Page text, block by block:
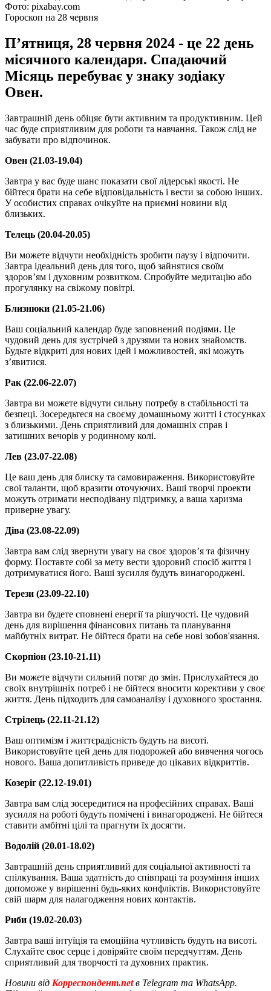
Фото: pixabay.com
Гороскоп на 28 червня
П’ятниця, 28 червня 2024 - це 22 день
місячного календаря. Спадаючий
Місяць перебуває у знаку зодіаку
Овен.
Завтрашній день обіцяє бути активним та продуктивним. Цей
час буде сприятливим для роботи та навчання. Також слід не
забувати про відпочинок.
Овен (21.03-19.04)
Завтра у вас буде шанс показати свої лідерські якості. Не
бійтеся брати на себе відповідальність і вести за собою інших.
У особистих справах очікуйте на приємні новини від
близьких.
Телець (20.04-20.05)
Ви можете відчути необхідність зробити паузу і відпочити.
Завтра ідеальний день для того, щоб зайнятися своїм
здоров’ям і духовним розвитком. Спробуйте медитацію або
прогулянку на свіжому повітрі.
Близнюки (21.05-21.06)
Ваш соціальний календар буде заповнений подіями. Це
чудовий день для зустрічей з друзями та нових знайомств.
Будьте відкриті для нових ідей і можливостей, які можуть
з’явитися.
Рак (22.06-22.07)
Завтра ви можете відчути сильну потребу в стабільності та
безпеці. Зосередьтеся на своєму домашньому житті і стосунках
з близькими. День сприятливий для домашніх справ і
затишних вечорів у родинному колі.
Лев (23.07-22.08)
Це ваш день для блиску та самовираження. Використовуйте
свої таланти, щоб вразити оточуючих. Ваші творчі проекти
можуть отримати несподівану підтримку, а ваша харизма
приверне увагу.
Діва (23.08-22.09)
Завтра вам слід звернути увагу на своє здоров’я та фізичну
форму. Поставте собі за мету вести здоровий спосіб життя і
дотримуватися його. Ваші зусилля будуть винагороджені.
Терези (23.09-22.10)
Завтра ви будете сповнені енергії та рішучості. Це чудовий
день для вирішення фінансових питань та планування
майбутніх витрат. Не бійтеся брати на себе нові зобов'язання.
Скорпіон (23.10-21.11)
Ви можете відчути сильний потяг до змін. Прислухайтеся до
своїх внутрішніх потреб і не бійтеся вносити корективи у своє
життя. День підходить для самоаналізу і духовного зростання.
Стрілець (22.11-21.12)
Ваш оптимізм і життєрадісність будуть на висоті.
Використовуйте цей день для подорожей або вивчення чогось
нового. Ваша допитливість приведе до цікавих відкриттів.
Козеріг (22.12-19.01)
Завтра вам слід зосередитися на професійних справах. Ваші
зусилля на роботі будуть помічені і винагороджені. Не бійтеся
ставити амбітні цілі та прагнути їх досягти.
Водолій (20.01-18.02)
Завтрашній день сприятливий для соціальної активності та
спілкування. Ваша здатність до співпраці та розуміння інших
допоможе у вирішенні будь-яких конфліктів. Використовуйте
свій шарм для налагодження нових контактів.
Риби (19.02-20.03)
Завтра ваші інтуїція та емоційна чутливість будуть на висоті.
Слухайте своє серце і довіряйте своїм передчуттям. День
сприятливий для творчості та духовних практик.
Новини від Корреспондент.netв Telegram та WhatsApp.